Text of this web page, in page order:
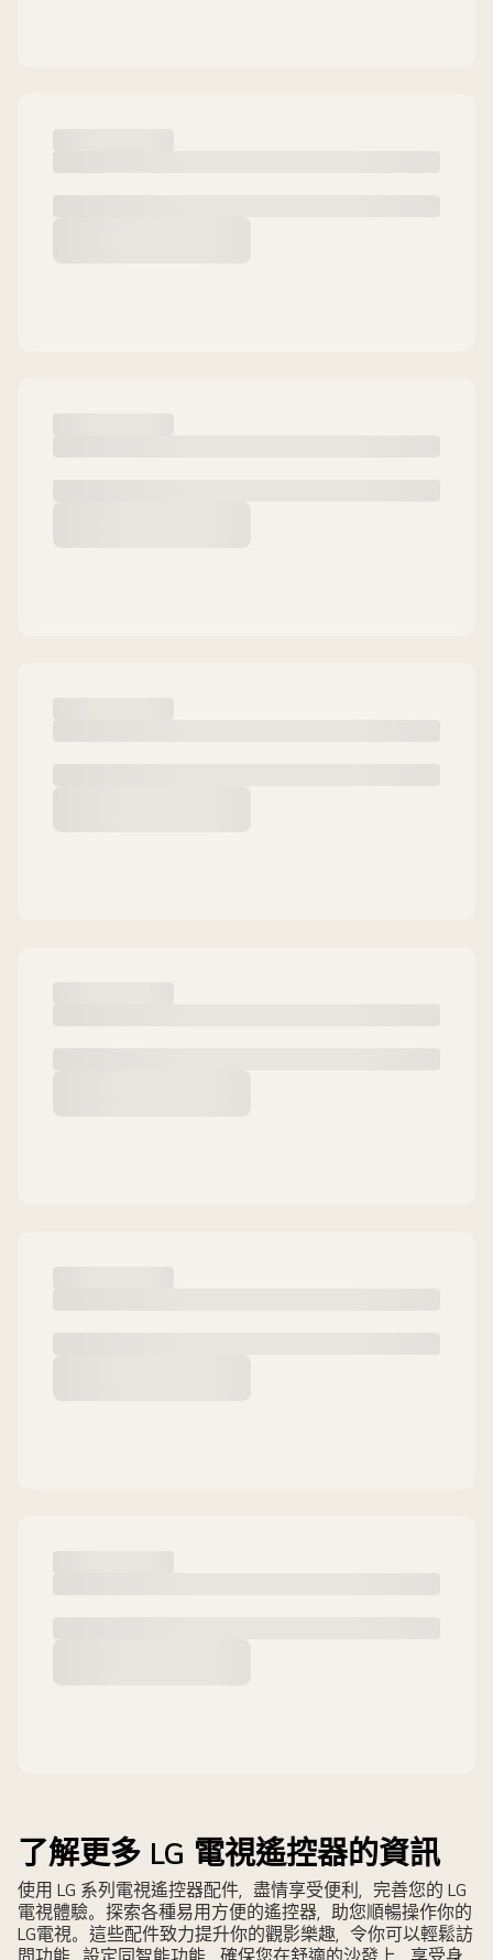
了解更多 LG 電視遙控器的資訊
使用 LG 系列電視遙控器配件，盡情享受便利，完善您的 LG
電視體驗。 探索各種易用方便的遙控器，助您順暢操作你的
LG電視。 這些配件致力提升你的觀影樂趣，令你可以輕鬆訪